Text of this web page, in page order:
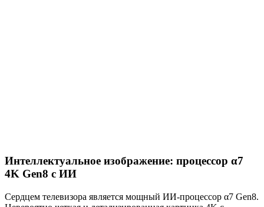
Интеллектуальное изображение: процессор α7
4K Gen8 с ИИ
Сердцем телевизора является мощный ИИ-процессор α7 Gen8.